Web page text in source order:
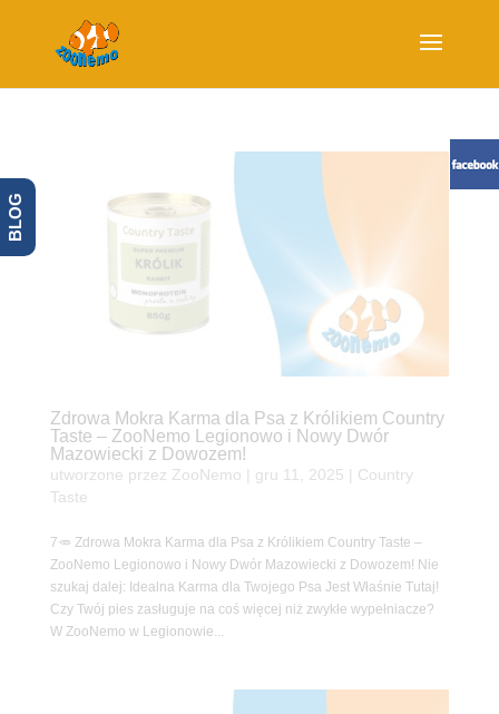
Zdrowa Mokra Karma dla Psa z Królikiem Country
Taste – ZooNemo Legionowo i Nowy Dwór
Mazowiecki z Dowozem!
utworzone przez ZooNemo gru 11, 2025
Country
Taste
7🥕 Zdrowa Mokra Karma dla Psa z Królikiem Country Taste –
ZooNemo Legionowo i Nowy Dwór Mazowiecki z Dowozem! Nie
szukaj dalej: Idealna Karma dla Twojego Psa Jest Właśnie Tutaj!
Czy Twój pies zasługuje na coś więcej niż zwykłe wypełniacze?
W ZooNemo w Legionowie...
BLOG